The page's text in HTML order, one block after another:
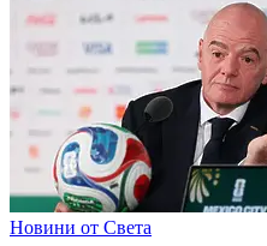
Новини от Света